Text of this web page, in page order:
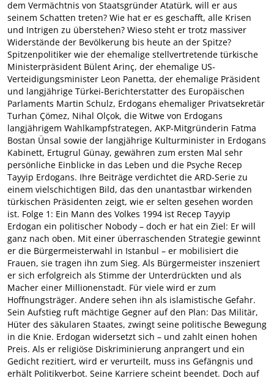
dem Vermächtnis von Staatsgründer Atatürk, will er aus
seinem Schatten treten? Wie hat er es geschafft, alle Krisen
und Intrigen zu überstehen? Wieso steht er trotz massiver
Widerstände der Bevölkerung bis heute an der Spitze?
Spitzenpolitiker wie der ehemalige stellvertretende türkische
Ministerpräsident Bülent Arinç, der ehemalige US-
Verteidigungsminister Leon Panetta, der ehemalige Präsident
und langjährige Türkei-Berichterstatter des Europäischen
Parlaments Martin Schulz, Erdogans ehemaliger Privatsekretär
Turhan Çömez, Nihal Olçok, die Witwe von Erdogans
langjährigem Wahlkampfstrategen, AKP-Mitgründerin Fatma
Bostan Ünsal sowie der langjährige Kulturminister in Erdogans
Kabinett, Ertugrul Günay, gewähren zum ersten Mal sehr
persönliche Einblicke in das Leben und die Psyche Recep
Tayyip Erdogans. Ihre Beiträge verdichtet die ARD-Serie zu
einem vielschichtigen Bild, das den unantastbar wirkenden
türkischen Präsidenten zeigt, wie er selten gesehen worden
ist. Folge 1: Ein Mann des Volkes 1994 ist Recep Tayyip
Erdogan ein politischer Nobody – doch er hat ein Ziel: Er will
ganz nach oben. Mit einer überraschenden Strategie gewinnt
er die Bürgermeisterwahl in Istanbul – er mobilisiert die
Frauen, sie tragen ihn zum Sieg. Als Bürgermeister inszeniert
er sich erfolgreich als Stimme der Unterdrückten und als
Macher einer Millionenstadt. Für viele wird er zum
Hoffnungsträger. Andere sehen ihn als islamistische Gefahr.
Sein Aufstieg ruft mächtige Gegner auf den Plan: Das Militär,
Hüter des säkularen Staates, zwingt seine politische Bewegung
in die Knie. Erdogan widersetzt sich – und zahlt einen hohen
Preis. Als er religiöse Diskriminierung anprangert und ein
Gedicht rezitiert, wird er verurteilt, muss ins Gefängnis und
erhält Politikverbot. Seine Karriere scheint beendet. Doch auf